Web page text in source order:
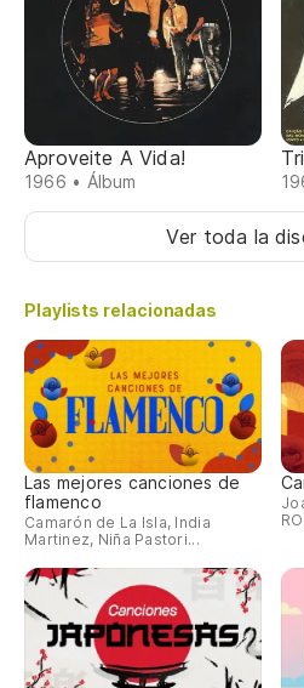
Aproveite A Vida!
1966 • Álbum
Ver toda la
Playlists relacionadas
Las mejores canciones de
flamenco
Camarón de La Isla, India
Martinez, Niña Pastori...